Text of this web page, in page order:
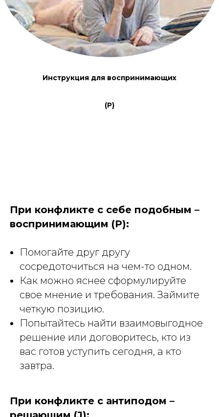
Инструкция для воспринимающих
(Р)
При конфликте с себе подобным –
воспринимающим (Р):
Помогайте друг другу
сосредоточиться на чем-то одном.
Как можно яснее сформулируйте
свое мнение и требования. Займите
четкую позицию.
Попытайтесь найти взаимовыгодное
решение или договоритесь, кто из
вас готов уступить сегодня, а кто
завтра.
При конфликте с антиподом –